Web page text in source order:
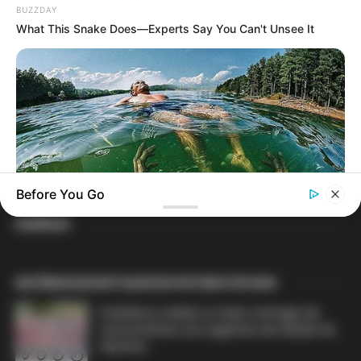
PEC 14 avança no Senado e cumpre
sessões de discussão; Aposentadoria
Especial...
BUZZDAY
What This Snake Does—Experts Say You Can't Unsee It
Before You Go